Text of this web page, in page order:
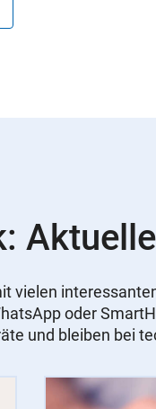
vielen
oder
und bleiben bei